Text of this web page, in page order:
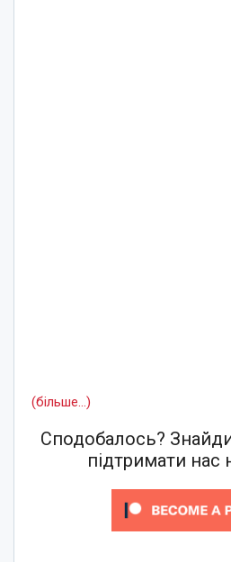
(більше…)
Сподобалось?
підтримати нас